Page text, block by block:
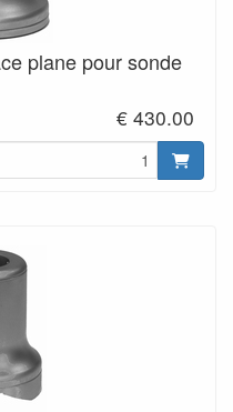
plane pour sonde
€ 430.00